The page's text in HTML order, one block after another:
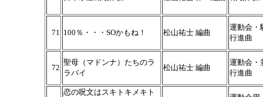
71 100％・・・SOかもね！ 松山祐士 編曲
運動会・
行進曲
72
聖母（マドンナ）たちのラ
ラバイ
松山祐士 編曲
運動会・
行進曲
恋の呪文はスキトキメキト